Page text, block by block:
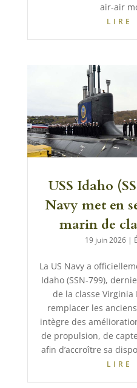
air-air
LIRE
USS Idaho
Navy met en
marin de
19 juin 2026 |
La US Navy a
Idaho (SSN-799),
de la classe Virginia
remplacer les
intègre des
de propulsion, de
afin d’accroître sa
LIRE